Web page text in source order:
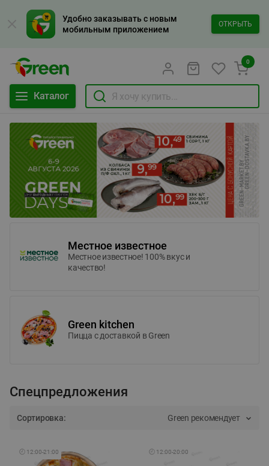
Удобно заказывать с новым
мобильным приложением
ОТКРЫТЬ
Каталог
0
Местное известное
Местное известное! 100% вкус и
качество!
Green kitchen
Пицца c доставкой в Green
Спецпредложения
Сортировка: Green рекомендует
🕘 12:00-21:00 🕘 12:00-20:00